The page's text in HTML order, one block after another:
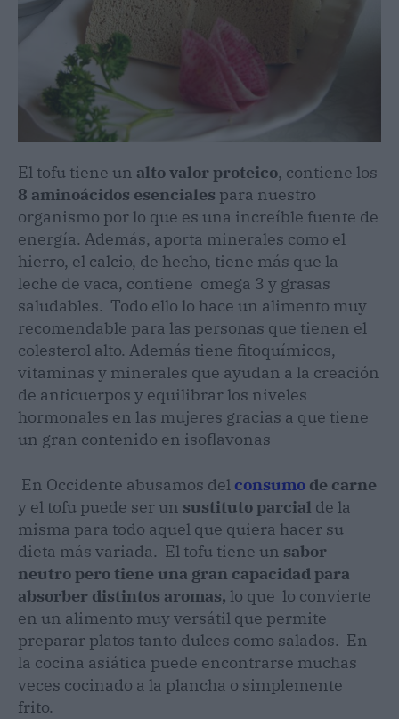
El tofu tiene un alto valor proteico, contiene los
8 aminoácidos esenciales para nuestro
organismo por lo que es una increíble fuente de
energía. Además, aporta minerales como el
hierro, el calcio, de hecho, tiene más que la
leche de vaca, contiene omega 3 y grasas
saludables. Todo ello lo hace un alimento muy
recomendable para las personas que tienen el
colesterol alto. Además tiene fitoquímicos,
vitaminas y minerales que ayudan a la creación
de anticuerpos y equilibrar los niveles
hormonales en las mujeres gracias a que tiene
un gran contenido en isoflavonas
En Occidente abusamos del consumo de carne
y el tofu puede ser un sustituto parcial de la
misma para todo aquel que quiera hacer su
dieta más variada. El tofu tiene un sabor
neutro pero tiene una gran capacidad para
absorber distintos aromas, lo que lo convierte
en un alimento muy versátil que permite
preparar platos tanto dulces como salados. En
la cocina asiática puede encontrarse muchas
veces cocinado a la plancha o simplemente
frito.